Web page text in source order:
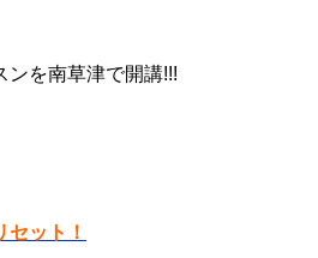
ンを南草津で開講!!!
ット！